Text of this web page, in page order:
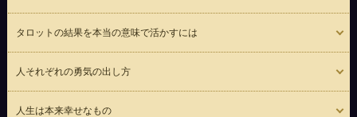
タロットの結果を本当の意味で活かすには
人それぞれの勇気の出し方
人生は本来幸せなもの